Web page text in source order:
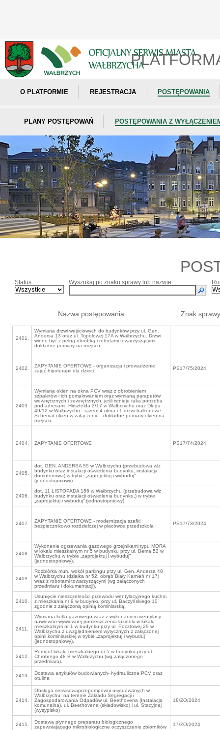
O PLATFORMIE REJESTRACJA POSTĘPOWANIA
PLANY POSTĘPOWAŃ POSTĘPOWANIA Z
Status: Wyszukaj po znaku sprawy lub nazwie:
Nazwa postępowania Znak sprawy
2401.
Wymiana drzwi wejściowych do budynków przy ul. Gen.
Andersa 13 oraz ul. Topolowej 17A w Wałbrzychu. Drzwi
winne być z pełną obróbką i robotami towarzyszącymi-
dokładne pomiary na miejscu.
2402.
ZAPYTANIE OFERTOWE - organizacja i prowadzenie
zajęć hipoterapii dla dzieci
PS17/75/2024
2403.
Wymiana okien na okna PCV wraz z obrobieniem
szpaletów i ich pomalowaniem oraz wymianą parapetów
wewnętrznych i zewnętrznych, jeśli istnieje taka potrzeba
pod adresami: Hirszfelda 2/17 w Wałbrzychu oraz Długa
49/12 w Wałbrzychu - razem 4 okna i 1 drzwi balkonowe.
Schemat okien w załączeniu– dokładne pomiary okien na
miejscu.
2404. ZAPYTANIE OFERTOWE PS17/74/2024
2405.
dot. GEN. ANDERSA 55 w Wałbrzychu (przebudowa wlz
budynku oraz instalacji oświetlenia budynku, instalacja
domofonowa) w trybie „zaprojektuj i wybuduj”
(jednostopniowy)
2406.
dot. 11 LISTOPADA 156 w Wałbrzychu (przebudowa wlz
budynku oraz instalacji oświetlenia budynku,) w trybie
„zaprojektuj i wybuduj” (jednostopniowy)
2407.
ZAPYTANIE OFERTOWE - modernizacja szafki
bezpiecznikowo rozdzielczej w placówce przedszkola
PS17/73/2024
2408.
Wykonanie ogrzewania gazowego grzejnikami typu MORA
w lokalu mieszkalnym nr 5 w budynku przy ul. Bema 52 w
Wałbrzychu w trybie „zaprojektuj i wybuduj”
(jednostopniowy).
2409.
Rozbiórka muru wokół parkingu przy ul. Gen. Andersa 48
w Wałbrzychu (działka nr 52, obręb Biały Kamień nr 17)
wraz z robotami towarzyszącymi (wg załączonych
przedmiaru i dokumentacji).
2410.
Usunięcie nieszczelności przewodu wentylacyjnego kuchni
z mieszkania nr 9 w budynku przy ul. Baczyńskiego 10
zgodnie z załączoną opinią kominiarską.
2411.
Wymiana kotła gazowego wraz z wykonaniem wentylacji
nawiewno-wywiewnej pomieszczenia łazienki w lokalu
mieszkalnym nr 1 w budynku przy ul. Pocztowej 29 w
Wałbrzychu z uwzględnieniem wytycznych z załączonej
opinii kominiarskiej w trybie „zaprojektuj i wybuduj”
(jednostopniowy).
2412.
Remont lokalu mieszkalnego nr 5 w budynku przy ul.
Chrobrego 48 B w Wałbrzychu (wg załączonego
przedmiaru).
2413.
Dostawa artykułów budowlanych- hydrauliczne PCV oraz
otulina
2414.
Obsługa serwisowaprzepompowni usytuowanych w
Wałbrzychu: na terenie Zakładu Segregacji i
Zagospodarowania Odpadów ul. Beethovena (Instalacja
komunalna), ul. Beethovena (składowisko) i ul. Stacyjnej
(wysypisko)
18/ZO/2024
2415.
Dostawa płynnego preparatu biologicznego
zapewniającego mikrobiologiczne oczyszczenie zbiorników
17/ZO/2024